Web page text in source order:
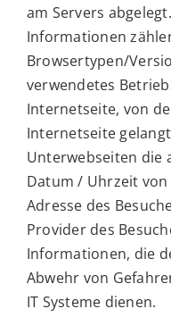
am Servers
Informationen
Browsertypen/
verwendetes
Internetseite, von
Internetseite
Unterwebseiten die
Datum / Uhrzeit von
Adresse des
Provider des
Informationen, die
Abwehr von
IT Systeme dienen.